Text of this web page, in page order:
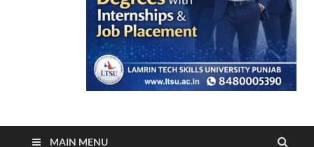
MAIN MENU